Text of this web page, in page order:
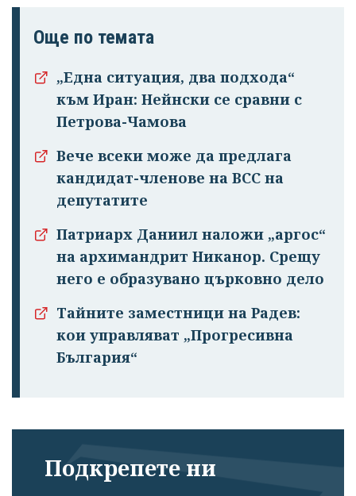
Успешно
излязохте от
профила си!
Още по темата
„Eдна ситуация, два подхода“
към Иран: Нейнски се сравни с
Петрова-Чамова
Вече всеки може да предлага
кандидат-членове на ВСС на
депутатите
Патриарх Даниил наложи „аргос“
на архимандрит Никанор. Срещу
него е образувано църковно дело
Тайните заместници на Радев:
кои управляват „Прогресивна
България“
Подкрепете ни